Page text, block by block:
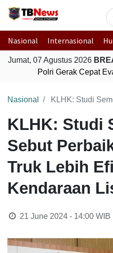
Nasional Internasional
Jumat, 07 Agustus 2026
Polri Gerak Cepat
Nasional KLHK: Studi Sementara Sebut
KLHK: Studi
Sebut
Truk Lebih
Kendaraan
21 June 2024 - 14:00WIB